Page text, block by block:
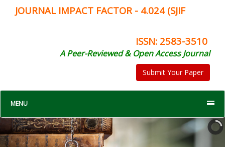
JOURNAL IMPACT FACTOR - 4.024 (SJIF
ISSN: 2583-3510
A Peer-Reviewed & Open Access Journal
Submit Your Paper
MENU